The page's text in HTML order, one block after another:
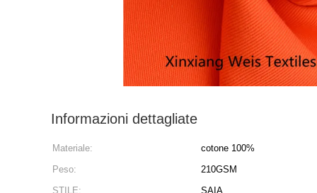
Informazioni dettagliate
Materiale:
cotone 100%
Peso:
210GSM
STILE:
SAIA